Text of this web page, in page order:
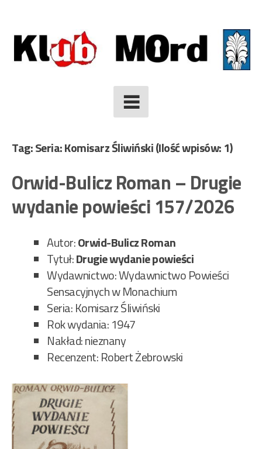
to
content
Tag: Seria: Komisarz Śliwiński(Ilość wpisów: 1)
Orwid-Bulicz Roman – Drugie
wydanie powieści 157/2026
Autor:Orwid-Bulicz Roman
Tytuł:Drugie wydanie powieści
Wydawnictwo: Wydawnictwo Powieści
Sensacyjnych w Monachium
Seria: Komisarz Śliwiński
Rok wydania: 1947
Nakład: nieznany
Recenzent: Robert Żebrowski